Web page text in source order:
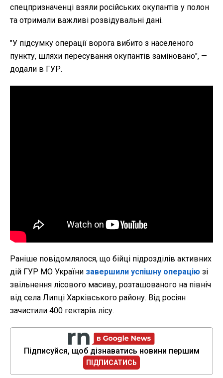
спецпризначенці взяли російських окупантів у полон
та отримали важливі розвідувальні дані.
"У підсумку операції ворога вибито з населеного
пункту, шляхи пересування окупантів заміновано", —
додали в ГУР.
Раніше повідомлялося, що бійці підрозділів активних
дій ГУР МО України завершили успішну операцію зі
звільнення лісового масиву, розташованого на північ
від села Липці Харківського району. Від росіян
зачистили 400 гектарів лісу.
Підписуйся, щоб дізнаватись новини першим
ПІДПИСАТИСЬ